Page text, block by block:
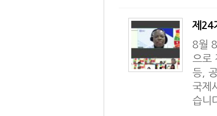
제24
8월
으로
등,
국제
습니